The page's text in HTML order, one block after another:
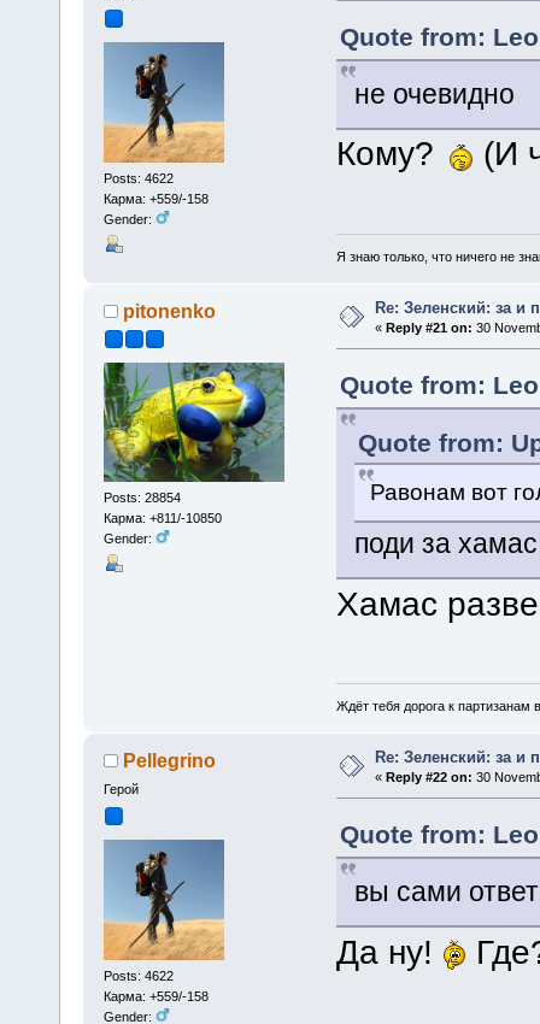
Posts: 4622
Карма: +559/-158
Gender:
Quote from:
не очевидно
Кому? (И
Я знаю только, что ничего не
pitonenko
Posts: 28854
Карма: +811/-10850
Gender:
Re: Зеленский: за и
«Reply #21 on: 30
Quote from:
Quote from:
Равонам вот
поди за хамас
Хамас
Ждёт тебя дорога к партизанам
Pellegrino
Герой
Posts: 4622
Карма: +559/-158
Gender:
Re: Зеленский: за и
« Reply #22 on: 30
Quote from:
вы сами
Да ну!